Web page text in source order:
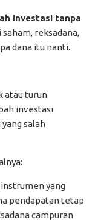
investasi tanpa
saham, reksadana,
dana itu nanti.
atau turun
investasi
salah
yang
pendapatan tetap
campuran